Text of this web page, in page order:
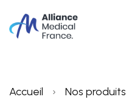
Accueil › Nos produits